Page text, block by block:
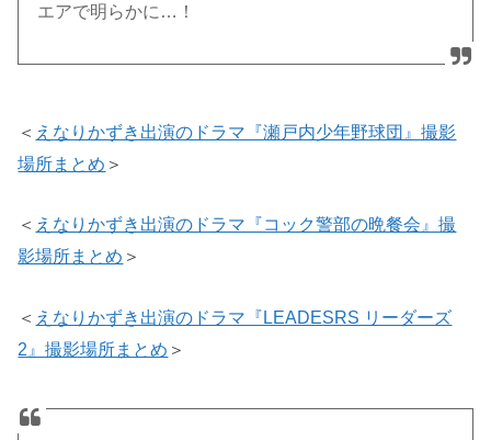
エアで明らかに…！
＜ えなりかずき出演のドラマ『瀬戸内少年野球団』撮影
場所まとめ ＞
＜ えなりかずき出演のドラマ『コック警部の晩餐会』撮
影場所まとめ ＞
＜ えなりかずき出演のドラマ『LEADESRS リーダーズ
2』撮影場所まとめ ＞